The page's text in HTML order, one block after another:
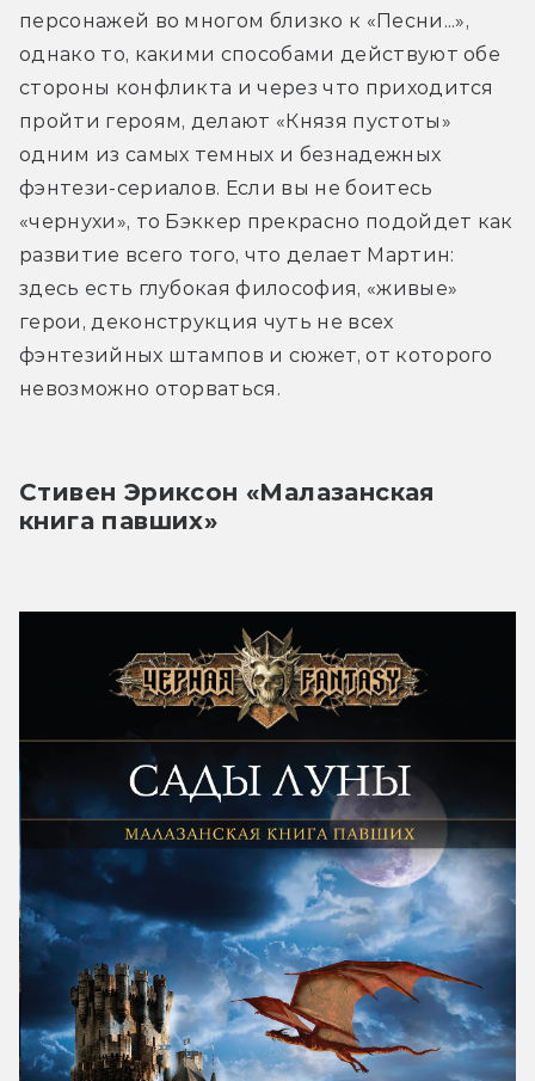
персонажей во многом близко к «Песни...»,
однако то, какими способами действуют обе
стороны конфликта и через что приходится
пройти героям, делают «Князя пустоты»
одним из самых темных и безнадежных
фэнтези-сериалов. Если вы не боитесь
«чернухи», то Бэккер прекрасно подойдет как
развитие всего того, что делает Мартин:
здесь есть глубокая философия, «живые»
герои, деконструкция чуть не всех
фэнтезийных штампов и сюжет, от которого
невозможно оторваться.
Стивен Эриксон «Малазанская
книга павших»